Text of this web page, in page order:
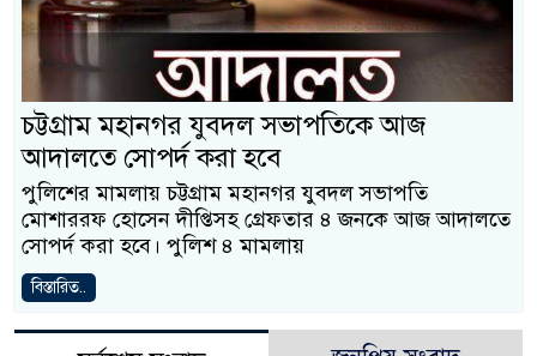
চট্টগ্রাম মহানগর যুবদল সভাপতিকে আজ
আদালতে সোপর্দ করা হবে
পুলিশের মামলায় চট্টগ্রাম মহানগর যুবদল সভাপতি
মোশাররফ হোসেন দীপ্তিসহ গ্রেফতার ৪ জনকে আজ আদালতে
সোপর্দ করা হবে। পুলিশ ৪ মামলায়
বিস্তারিত..